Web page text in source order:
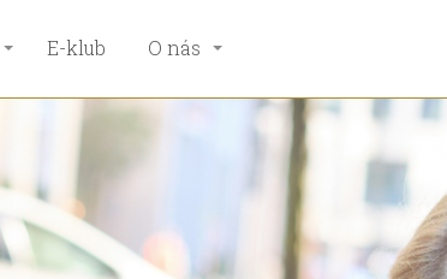
E-klub O nás